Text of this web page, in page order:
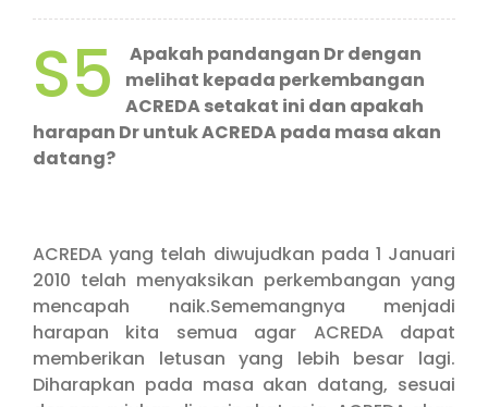
S5
Apakah pandangan Dr dengan
melihat kepada perkembangan
ACREDA setakat ini dan apakah
harapan Dr untuk ACREDA pada masa akan
datang?
ACREDA yang telah diwujudkan pada 1 Januari
2010 telah menyaksikan perkembangan yang
mencapah naik.Sememangnya menjadi
harapan kita semua agar ACREDA dapat
memberikan letusan yang lebih besar lagi.
Diharapkan pada masa akan datang, sesuai